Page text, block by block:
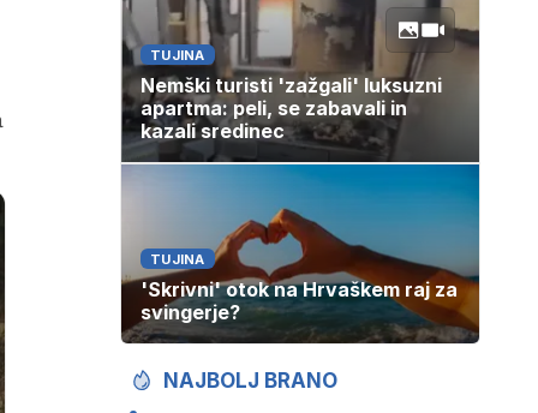
TUJINA
Nemški turisti 'zažgali' luksuzni
apartma: peli, se zabavali in
kazali sredinec
TUJINA
'Skrivni' otok na Hrvaškem raj za
svingerje?
NAJBOLJ BRANO